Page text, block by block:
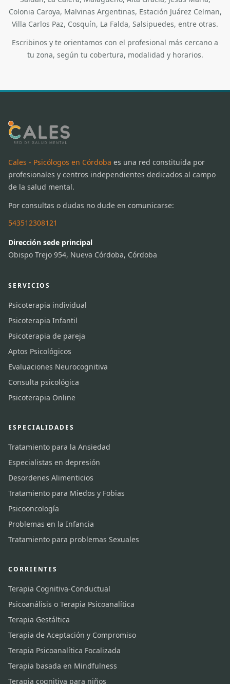
Colonia Caroya, Malvinas Argentinas, Estación Juárez Celman,
Villa Carlos Paz, Cosquín, La Falda, Salsipuedes, entre otras.
Escribinos y te orientamos con el profesional más cercano a
tu zona, según tu cobertura, modalidad y horarios.
Cales - Psicólogos en Córdoba es una red constituida por
profesionales y centros independientes dedicados al campo
de la salud mental.
Por consultas o dudas no dude en comunicarse:
543512308121
Dirección sede principal
Obispo Trejo 954, Nueva Córdoba, Córdoba
SERVICIOS
Psicoterapia individual
Psicoterapia Infantil
Psicoterapia de pareja
Aptos Psicológicos
Evaluaciones Neurocognitiva
Consulta psicológica
Psicoterapia Online
ESPECIALIDADES
Tratamiento para la Ansiedad
Especialistas en depresión
Desordenes Alimenticios
Tratamiento para Miedos y Fobias
Psicooncología
Problemas en la Infancia
Tratamiento para problemas Sexuales
CORRIENTES
Terapia Cognitiva-Conductual
Psicoanálisis o Terapia Psicoanalítica
Terapia Gestáltica
Terapia de Aceptación y Compromiso
Terapia Psicoanalítica Focalizada
Terapia basada en Mindfulness
Terapia cognitiva para niños